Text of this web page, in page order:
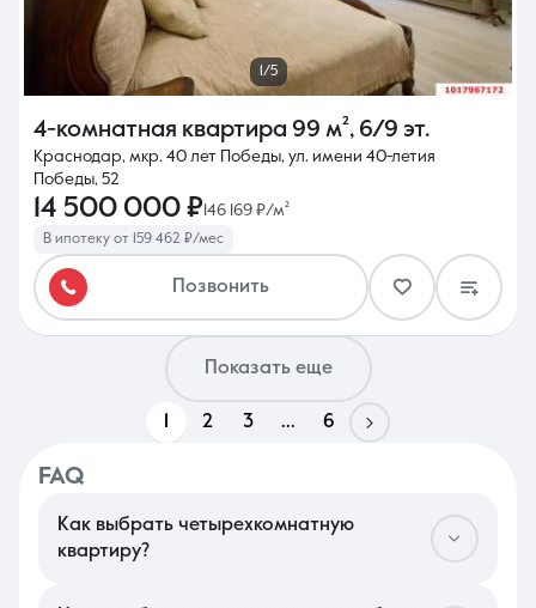
1/5
4-комнатная квартира 99 м², 6/9 эт.
Краснодар, мкр. 40 лет Победы, ул. имени 40-летия
Победы, 52
14 500 000 ₽146 169 ₽/м²
В ипотеку от 159 462 ₽/мес
Позвонить
Показать еще
2 3 ... 6
FAQ
Как выбрать четырехкомнатную
квартиру?